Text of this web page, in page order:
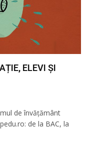
ELEVI ȘI
de învățământ
de la BAC, la